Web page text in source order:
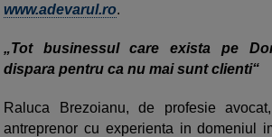
www.adevarul.ro.
„Tot businessul care exista pe
dispara pentru ca nu mai sunt clienti“
Raluca Brezoianu, de profesie
antreprenor cu experienta in domeniul